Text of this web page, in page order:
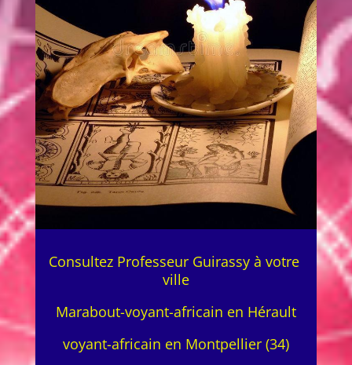
Consultez Professeur Guirassy à votre
ville
Marabout-voyant-africain en Hérault
voyant-africain en Montpellier (34)